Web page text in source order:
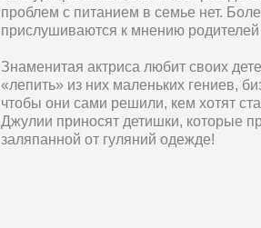
проблем с питанием в семье нет.
прислушиваются к мнению родителей
Знаменитая актриса любит своих
«лепить» из них маленьких гениев,
чтобы они сами решили, кем хотят
Джулии приносят детишки, которые
заляпанной от гуляний одежде!